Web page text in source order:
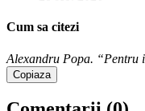
Cum sa citezi
Alexandru Popa. “Pentru
Copiaza